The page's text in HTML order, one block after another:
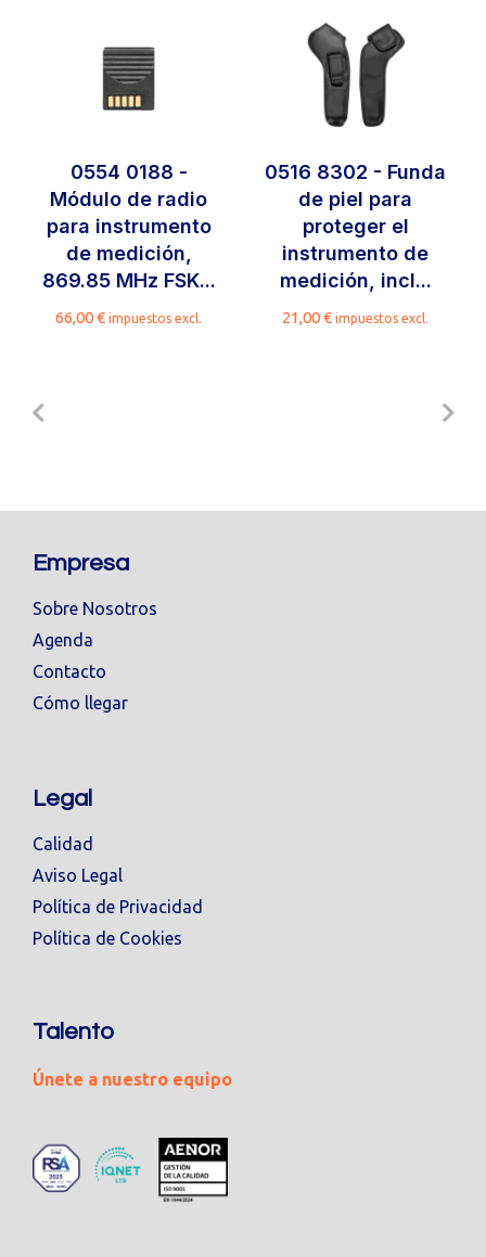
0554 0188 -
Módulo de radio
para instrumento
de medición,
869.85 MHz FSK...
66,00€ impuestos excl.
0516 8302 - Funda
de piel para
proteger el
instrumento de
medición, incl...
21,00€ impuestos excl.
Empresa
Sobre Nosotros
Agenda
Contacto
Cómo llegar
Legal
Calidad
Aviso Legal
Política de Privacidad
Política de Cookies
Talento
Únete a nuestro equipo